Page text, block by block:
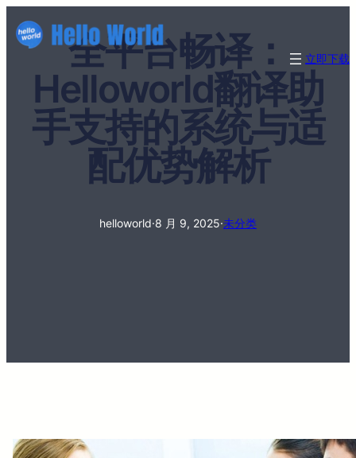
立即下载
全平台畅译：
Helloworld翻译助
手支持的系统与适
配优势解析
helloworld·8 月 9, 2025·未分类